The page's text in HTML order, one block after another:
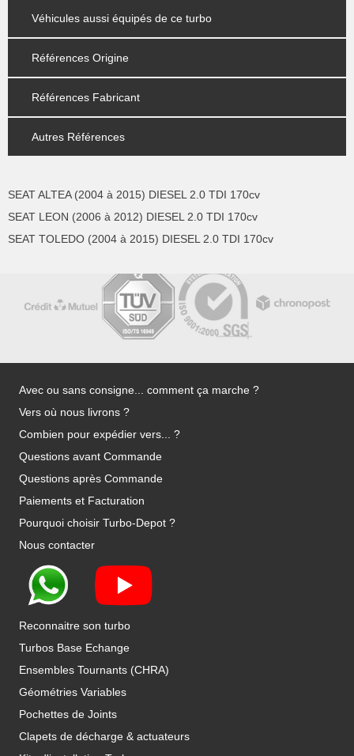
Véhicules aussi équipés de ce turbo
Références Origine
Références Fabricant
Autres Références
SEAT ALTEA (2004 à 2015) DIESEL 2.0 TDI 170cv
SEAT LEON (2006 à 2012) DIESEL 2.0 TDI 170cv
SEAT TOLEDO (2004 à 2015) DIESEL 2.0 TDI 170cv
Avec ou sans consigne... comment ça marche ?
Vers où nous livrons ?
Combien pour expédier vers... ?
Questions avant Commande
Questions après Commande
Paiements et Facturation
Pourquoi choisir Turbo-Depot ?
Nous contacter
Reconnaitre son turbo
Turbos Base Echange
Ensembles Tournants (CHRA)
Géométries Variables
Pochettes de Joints
Clapets de décharge & actuateurs